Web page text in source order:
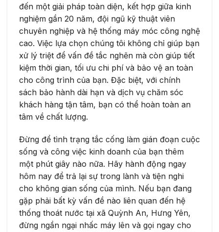
đến một giải pháp toàn diện, kết hợp giữa kinh
nghiệm gần 20 năm, đội ngũ kỹ thuật viên
chuyên nghiệp và hệ thống máy móc công nghệ
cao. Việc lựa chọn chúng tôi không chỉ giúp bạn
xử lý triệt để vấn đề tắc nghẽn mà còn giúp tiết
kiệm thời gian, tối ưu chi phí và bảo vệ an toàn
cho công trình của bạn. Đặc biệt, với chính
sách bảo hành dài hạn và dịch vụ chăm sóc
khách hàng tận tâm, bạn có thể hoàn toàn an
tâm về chất lượng.
Đừng để tình trạng tắc cống làm gián đoạn cuộc
sống và công việc kinh doanh của bạn thêm
một phút giây nào nữa. Hãy hành động ngay
hôm nay để trả lại sự trong lành và tiện nghi
cho không gian sống của mình. Nếu bạn đang
gặp phải bất kỳ vấn đề nào liên quan đến hệ
thống thoát nước tại xã Quỳnh An, Hưng Yên,
đừng ngần ngại nhấc máy lên và gọi ngay cho